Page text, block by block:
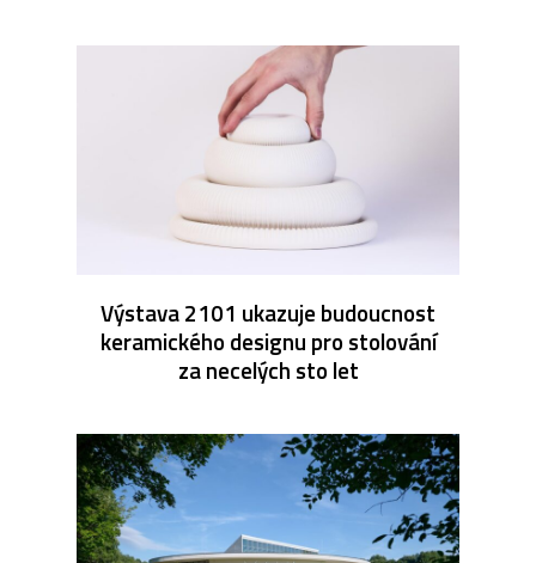
Výstava 2101 ukazuje budoucnost
keramického designu pro stolování
za necelých sto let